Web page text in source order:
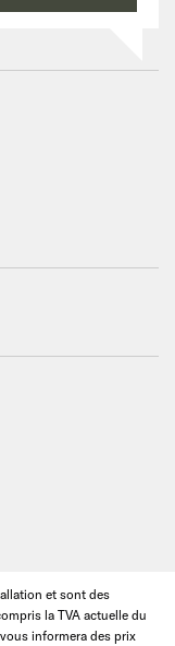
et sont des
la TVA actuelle du
informera des prix